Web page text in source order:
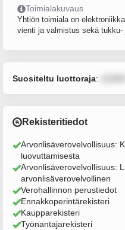
Toimialakuvaus
Yhtiön toimiala on
vienti ja valmistus sekä
Suositeltu luottoraja:
Rekisteritiedot
Arvonlisäverovelvollisuus:
luovuttamisesta
Arvonlisäverovelvollisuus:
arvonlisäverovelvollinen
Verohallinnon perustiedot
Ennakkoperintärekisteri
Kaupparekisteri
Työnantajarekisteri